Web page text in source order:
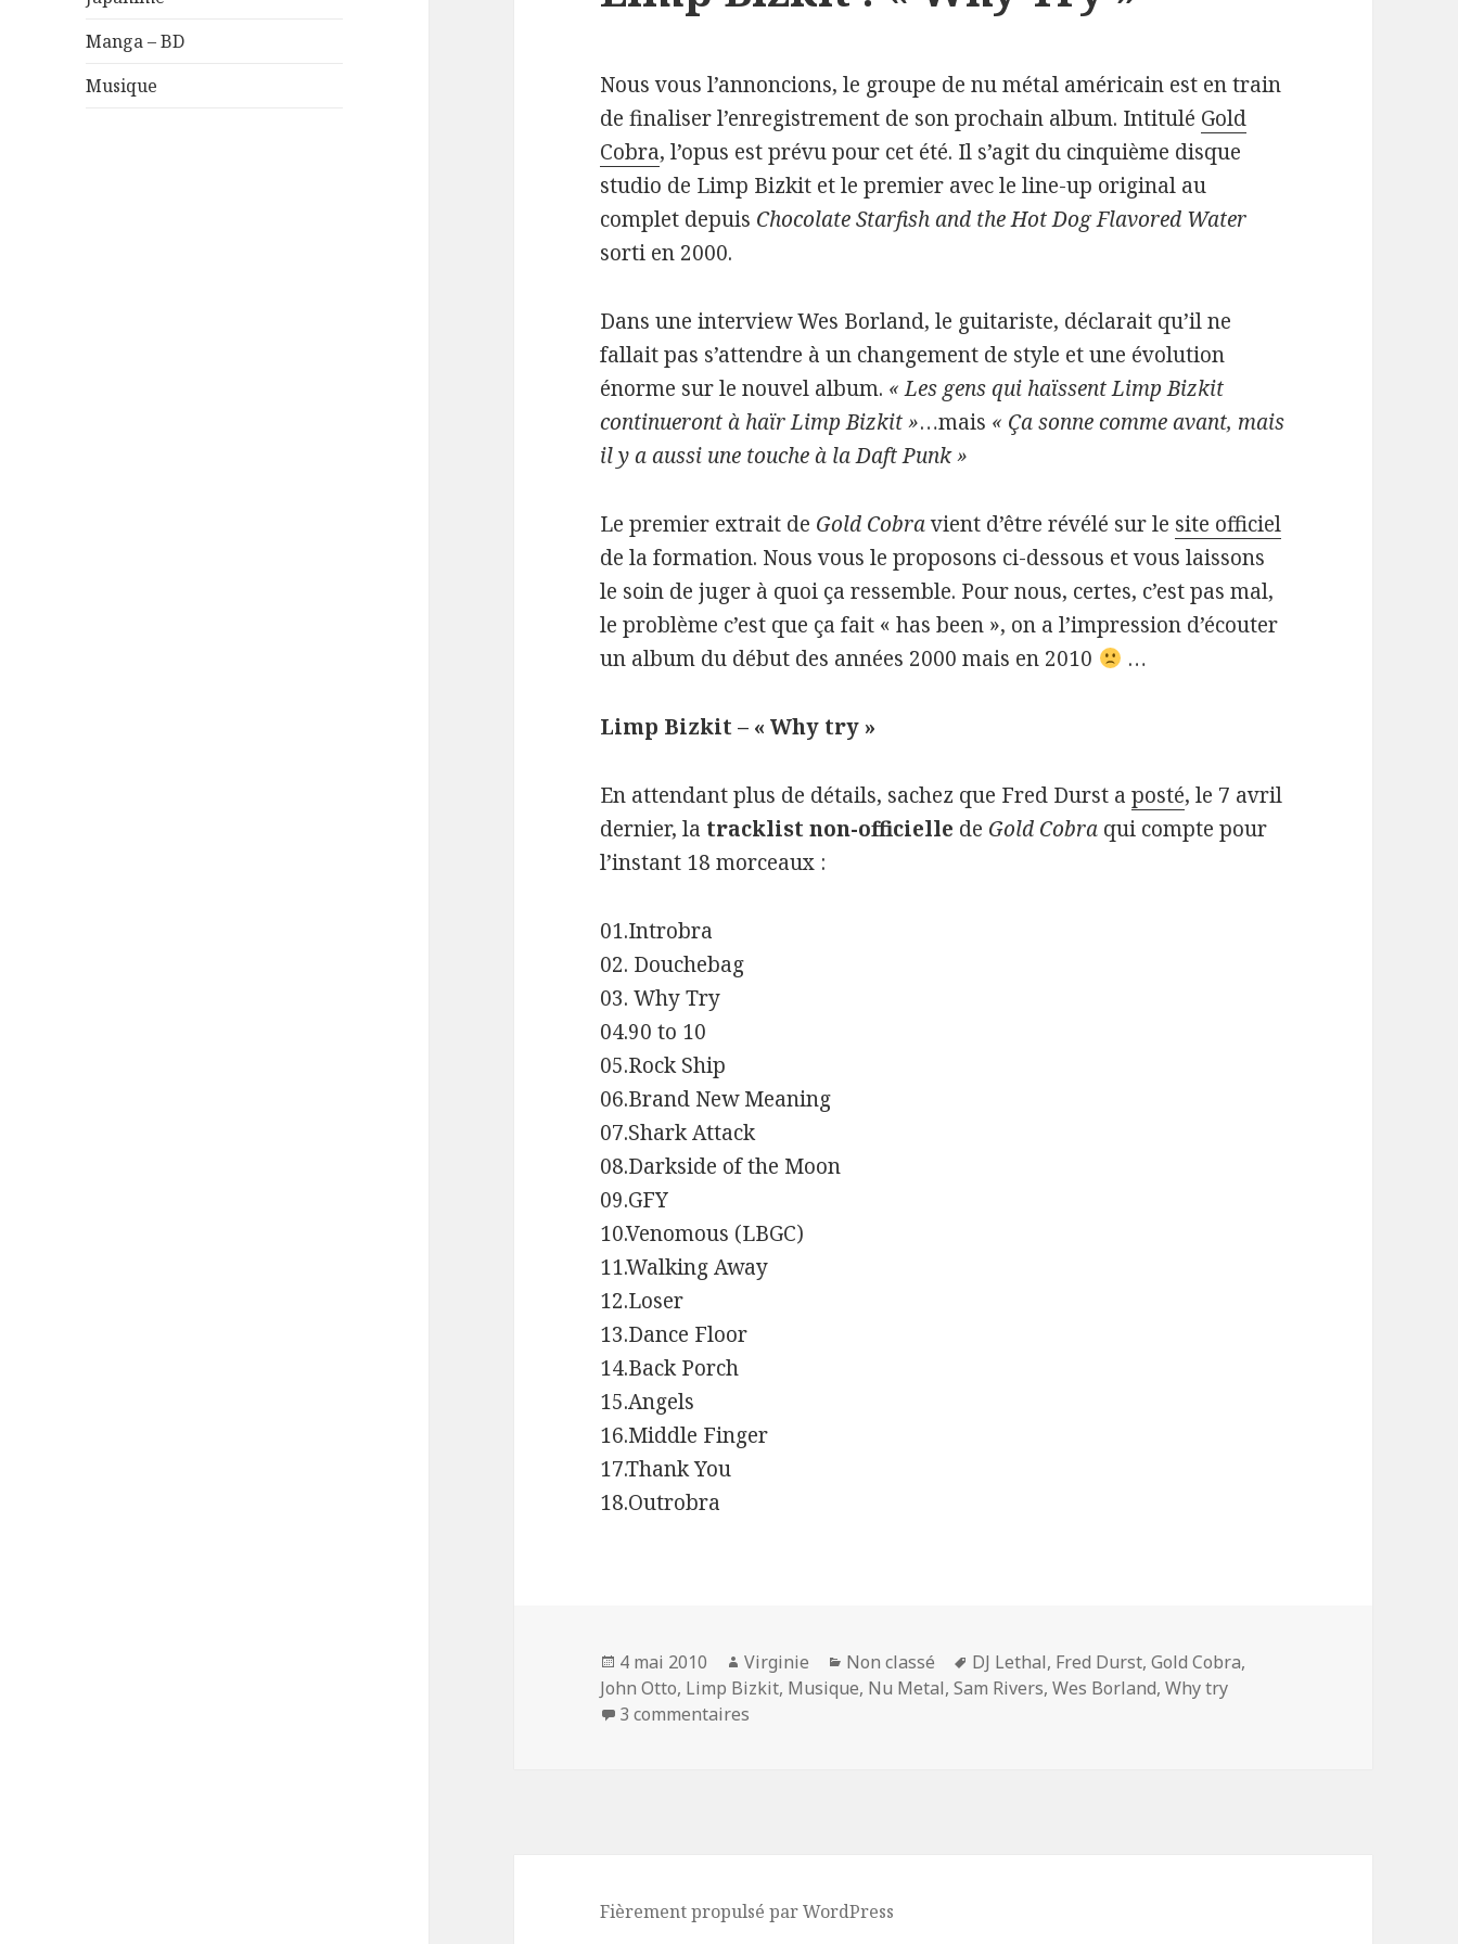
Manga – BD
Musique
Nous vous l’annoncions, le groupe de nu métal américain est en train
de finaliser l’enregistrement de son prochain album. Intitulé Gold
Cobra, l’opus est prévu pour cet été. Il s’agit du cinquième disque
studio de Limp Bizkit et le premier avec le line-up original au
complet depuis Chocolate Starfish and the Hot Dog Flavored Water
sorti en 2000.
Dans une interview Wes Borland, le guitariste, déclarait qu’il ne
fallait pas s’attendre à un changement de style et une évolution
énorme sur le nouvel album. « Les gens qui haïssent Limp Bizkit
continueront à haïr Limp Bizkit »…mais « Ça sonne comme avant, mais
il y a aussi une touche à la Daft Punk »
Le premier extrait de Gold Cobravient d’être révélé sur le site officiel
de la formation. Nous vous le proposons ci-dessous et vous laissons
le soin de juger à quoi ça ressemble. Pour nous, certes, c’est pas mal,
le problème c’est que ça fait « has been », on a l’impression d’écouter
un album du début des années 2000 mais en 2010
…
Limp Bizkit – « Why try »
En attendant plus de détails, sachez que Fred Durst aposté, le 7 avril
dernier, la tracklist non-officielle de Gold Cobra qui compte pour
l’instant 18 morceaux :
01.Introbra
02. Douchebag
03. Why Try
04.90 to 10
05.Rock Ship
06.Brand New Meaning
07.Shark Attack
08.Darkside of the Moon
09.GFY
10.Venomous (LBGC)
11.Walking Away
12.Loser
13.Dance Floor
14.Back Porch
15.Angels
16.Middle Finger
17.Thank You
18.Outrobra
Publié
le
4 mai 2010 Auteur
Virginie Catégories
Non classé
Mots-
clés
DJ Lethal, Fred Durst,Gold Cobra,
John Otto, Limp Bizkit, Musique, Nu Metal,Sam Rivers,Wes Borland,Why try
3 commentaires
Fièrement propulsé par WordPress